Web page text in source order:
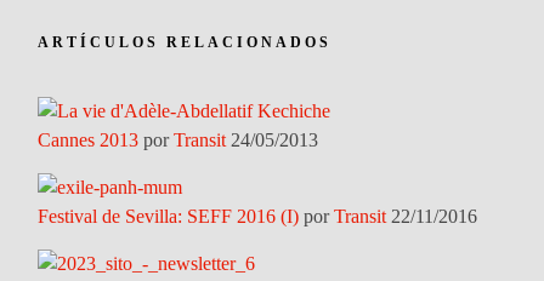
ARTÍCULOS RELACIONADOS
Cannes 2013 porTransit 24/05/2013
Festival de Sevilla: SEFF 2016 (I) porTransit 22/11/2016